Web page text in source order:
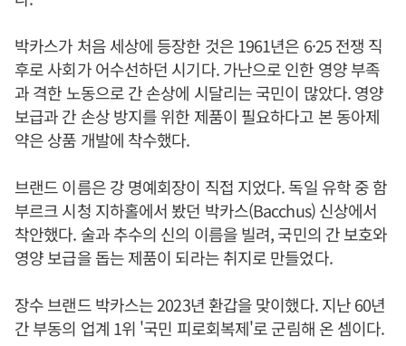
박카스가 처음 세상에 등장한 것은 1961년은 6·25 전쟁 직
후로 사회가 어수선하던 시기다. 가난으로 인한 영양 부족
과 격한 노동으로 간 손상에 시달리는 국민이 많았다. 영양
보급과 간 손상 방지를 위한 제품이 필요하다고 본 동아제
약은 상품 개발에 착수했다.
브랜드 이름은 강 명예회장이 직접 지었다. 독일 유학 중 함
부르크 시청 지하홀에서 봤던 박카스(Bacchus) 신상에서
착안했다. 술과 추수의 신의 이름을 빌려, 국민의 간 보호와
영양 보급을 돕는 제품이 되라는 취지로 만들었다.
장수 브랜드 박카스는 2023년 환갑을 맞이했다. 지난 60년
간 부동의 업계 1위 '국민 피로회복제'로 군림해 온 셈이다.